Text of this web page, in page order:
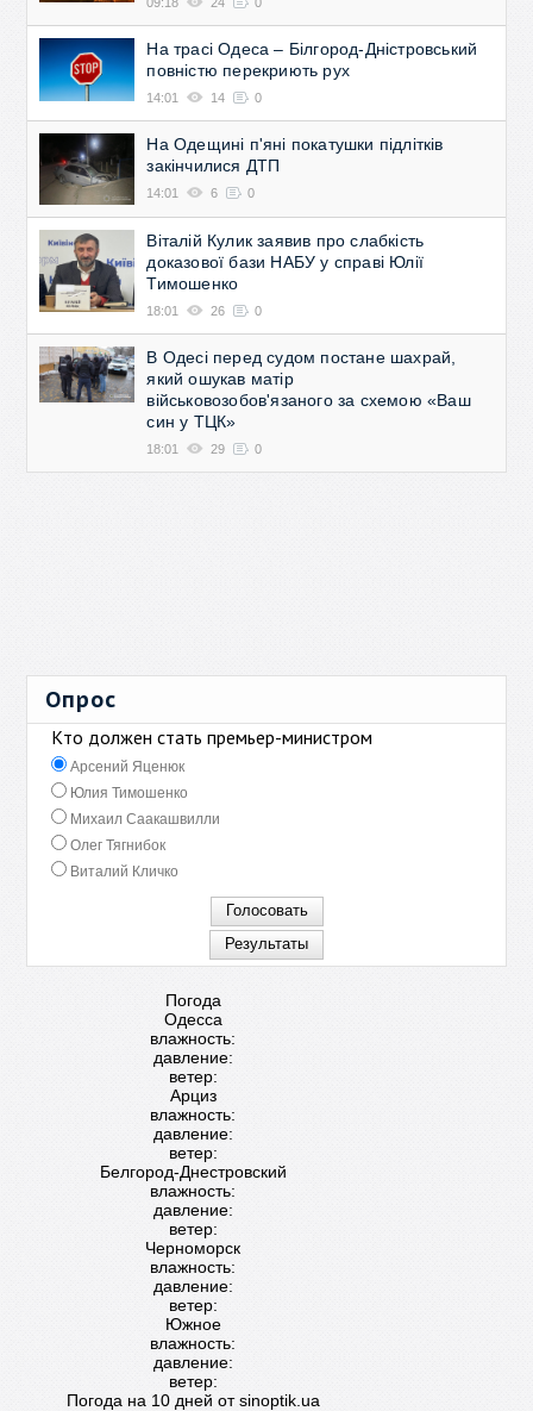
На трасі Одеса – Білгород-Дністровський
повністю перекриють рух
14:01 14 0
На Одещині п'яні покатушки підлітків
закінчилися ДТП
14:01 6 0
Віталій Кулик заявив про слабкість
доказової бази НАБУ у справі Юлії
Тимошенко
18:01 26 0
В Одесі перед судом постане шахрай,
який ошукав матір
військовозобов'язаного за схемою «Ваш
син у ТЦК»
18:01 29 0
Опрос
Кто должен стать премьер-министром
Арсений Яценюк
Юлия Тимошенко
Михаил Саакашвилли
Олег Тягнибок
Виталий Кличко
Погода
Одесса
влажность:
давление:
ветер:
Арциз
влажность:
давление:
ветер:
Белгород-Днестровский
влажность:
давление:
ветер:
Черноморск
влажность:
давление:
ветер:
Южное
влажность:
давление:
ветер:
Погода на 10 дней отsinoptik.ua